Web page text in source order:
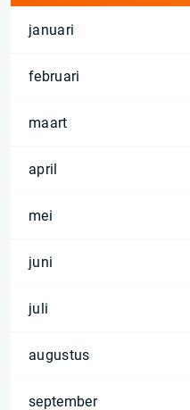
januari
februari
maart
april
mei
juni
juli
augustus
september